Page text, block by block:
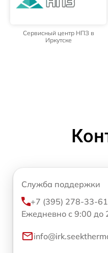
Сервисный центр НПЗ в
Иркутске
Служба поддержки
+7 (395) 278-33-61
Ежедневно с 9:00 до